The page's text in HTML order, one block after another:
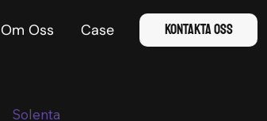
Om Oss Case Kontakta Oss
Solenta